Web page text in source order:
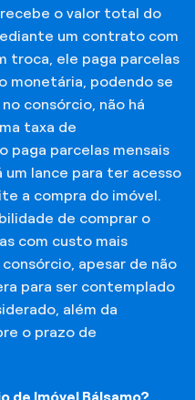
o valor total do
um contrato com
troca, ele paga parcelas
monetária, podendo se
consórcio, não há
taxa de
paga parcelas mensais
um lance para ter acesso
a compra do imóvel.
de comprar o
com custo mais
apesar de não
para ser contemplado
além da
o prazo de